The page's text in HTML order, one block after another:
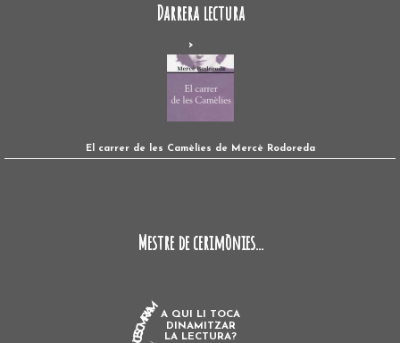
Darrera lectura
El carrer de les Camèlies de Mercè Rodoreda
Mestre de cerimònies...
A QUI LI TOCA
DINAMITZAR
LA LECTURA?